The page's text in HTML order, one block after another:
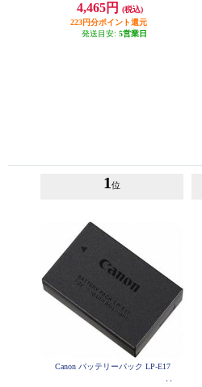
4,465円
(税込)
223円分ポイント還元
発送目安: 5営業日
1 位
Canon バッテリーパック LP-E17